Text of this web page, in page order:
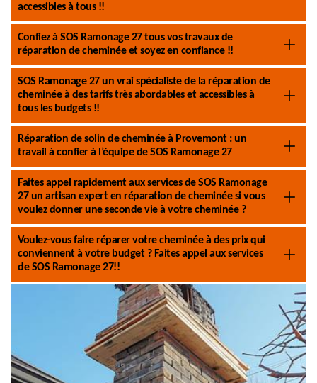
accessibles à tous !!
Confiez à SOS Ramonage 27 tous vos travaux de
réparation de cheminée et soyez en confiance !!
SOS Ramonage 27 un vrai spécialiste de la réparation de
cheminée à des tarifs très abordables et accessibles à
tous les budgets !!
Réparation de solin de cheminée à Provemont : un
travail à confier à l’équipe de SOS Ramonage 27
Faites appel rapidement aux services de SOS Ramonage
27 un artisan expert en réparation de cheminée si vous
voulez donner une seconde vie à votre cheminée ?
Voulez-vous faire réparer votre cheminée à des prix qui
conviennent à votre budget ? Faites appel aux services
de SOS Ramonage 27!!